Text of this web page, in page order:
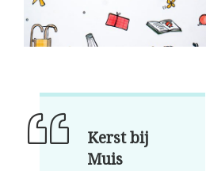
Kerst bij
Muis